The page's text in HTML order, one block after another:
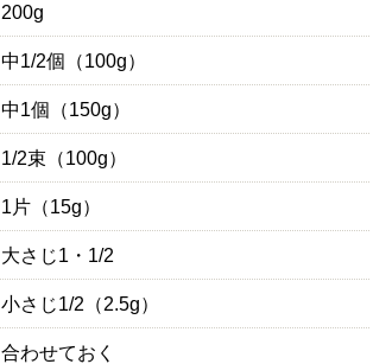
200g
中1/2個（100g）
中1個（150g）
1/2束（100g）
1片（15g）
大さじ1・1/2
小さじ1/2（2.5g）
合わせておく